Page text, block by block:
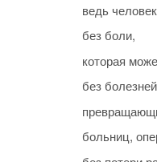
ведь
без боли,
которая
без
больниц,